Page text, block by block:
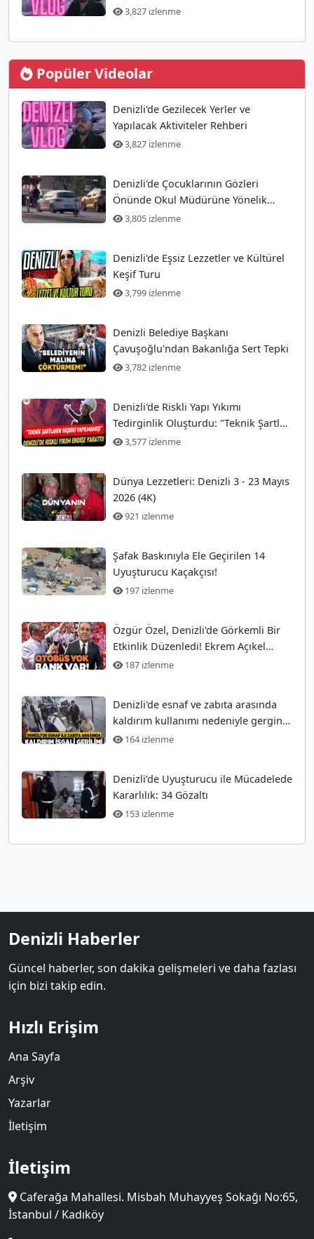
3,827 izlenme
Popüler Videolar
Denizli'de Gezilecek Yerler ve
Yapılacak Aktiviteler Rehberi
3,827 izlenme
Denizli'de Çocuklarının Gözleri
Önünde Okul Müdürüne Yönelik
Silahlı Saldırı Gerçekleşti
3,805 izlenme
Denizli'de Eşsiz Lezzetler ve Kültürel
Keşif Turu
3,799 izlenme
Denizli Belediye Başkanı
Çavuşoğlu'ndan Bakanlığa Sert Tepki
3,782 izlenme
Denizli'de Riskli Yapı Yıkımı
Tedirginlik Oluşturdu: "Teknik Şartlar
Hiç Yerine Getirilmedi!"
3,577 izlenme
Dünya Lezzetleri: Denizli 3 - 23 Mayıs
2026 (4K)
921 izlenme
Şafak Baskınıyla Ele Geçirilen 14
Uyuşturucu Kaçakçısı!
197 izlenme
Özgür Özel, Denizli'de Görkemli Bir
Etkinlik Düzenledi! Ekrem Açıkel
Tarihi Olayı
187 izlenme
Denizli'de esnaf ve zabıta arasında
kaldırım kullanımı nedeniyle gergin
anlar
164 izlenme
Denizli’de Uyuşturucu ile Mücadelede
Kararlılık: 34 Gözaltı
153 izlenme
Denizli Haberler
Güncel haberler, son dakika gelişmeleri ve daha fazlası
için bizi takip edin.
Hızlı Erişim
Ana Sayfa
Arşiv
Yazarlar
İletişim
İletişim
Caferağa Mahallesi. Misbah Muhayyeş Sokağı No:65,
İstanbul / Kadıköy